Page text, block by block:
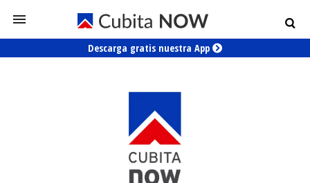
Descarga gratis nuestra App